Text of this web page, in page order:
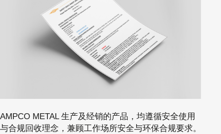
AMPCO METAL 生产及经销的产品，均遵循安全使用
与合规回收理念，兼顾工作场所安全与环保合规要求。